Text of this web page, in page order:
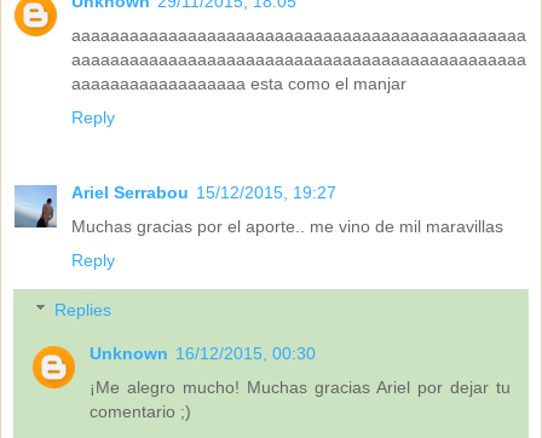
aaaaaaaaaaaaaaaaaaaaaaaaaaaaaaaaaaaaaaaaaaaaaaa
aaaaaaaaaaaaaaaaaaaaaaaaaaaaaaaaaaaaaaaaaaaaaaa
aaaaaaaaaaaaaaaaaa esta como el manjar
Reply
Ariel Serrabou 15/12/2015, 19:27
Muchas gracias por el aporte.. me vino de mil maravillas
Reply
Replies
Unknown 16/12/2015, 00:30
¡Me alegro mucho! Muchas gracias Ariel por dejar tu
comentario ;)